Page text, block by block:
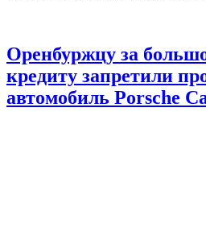
Оренбуржцу за
кредиту запретили
автомобиль Porsche